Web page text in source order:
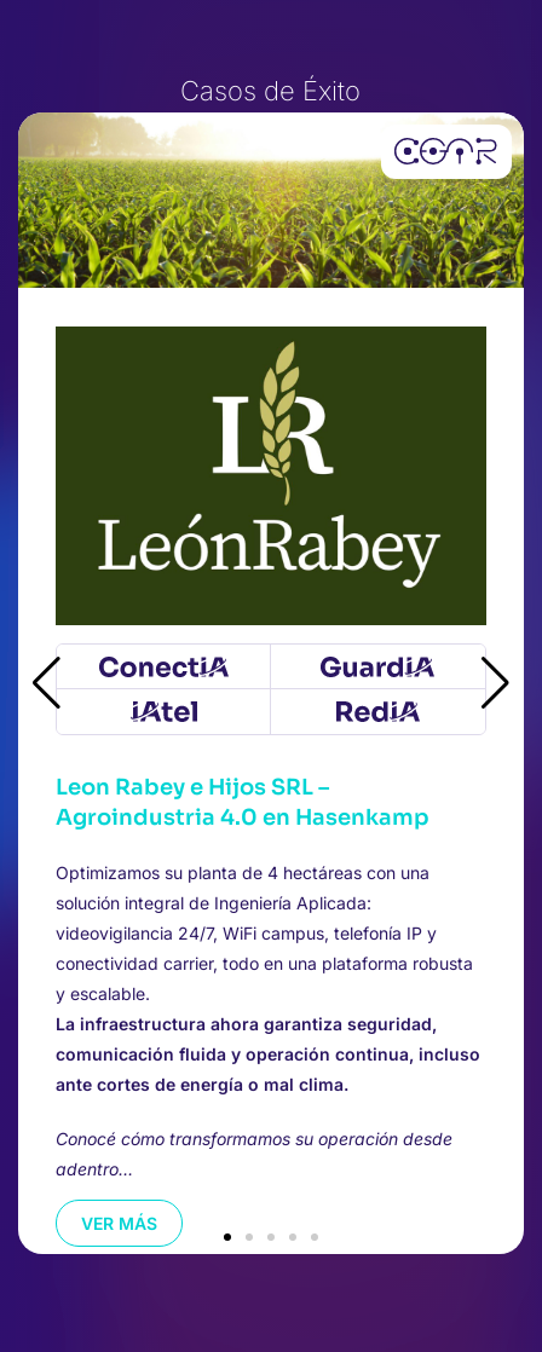
Casos de Éxito
Leon Rabey e Hijos SRL –
Agroindustria 4.0 en Hasenkamp
Optimizamos su planta de 4 hectáreas con una
solución integral de Ingeniería Aplicada:
videovigilancia 24/7, WiFi campus, telefonía IP y
conectividad carrier, todo en una plataforma robusta
y escalable.
La infraestructura ahora garantiza seguridad,
comunicación fluida y operación continua, incluso
ante cortes de energía o mal clima.
Conocé cómo transformamos su operación desde
adentro…
VER MÁS